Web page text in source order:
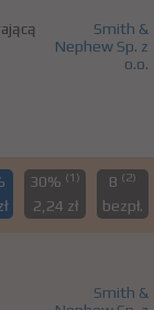
Smith &
Nephew Sp. z
o.o.
30% (1)
2,24 zł
B (2)
bezpł.
Smith &